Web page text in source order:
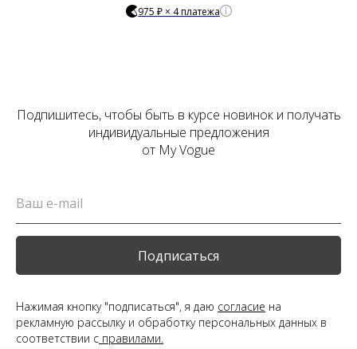
975 ₽ × 4 платежа
Подпишитесь, чтобы быть в курсе новинок и получать
индивидуальные предложения
от My Vogue
Подписаться
Нажимая кнопку "подписаться", я даю согласие на
рекламную рассылку и обработку персональных данных в
соответствии с правилами.